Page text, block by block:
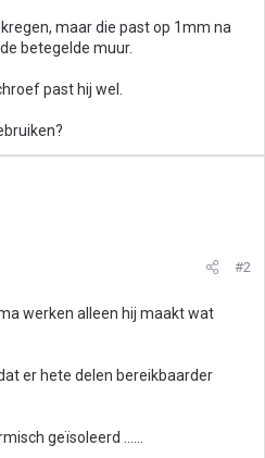
maar die past op 1mm na
betegelde muur.
past hij wel.
#2
werken alleen hij maakt wat
er hete delen bereikbaarder
geïsoleerd ......